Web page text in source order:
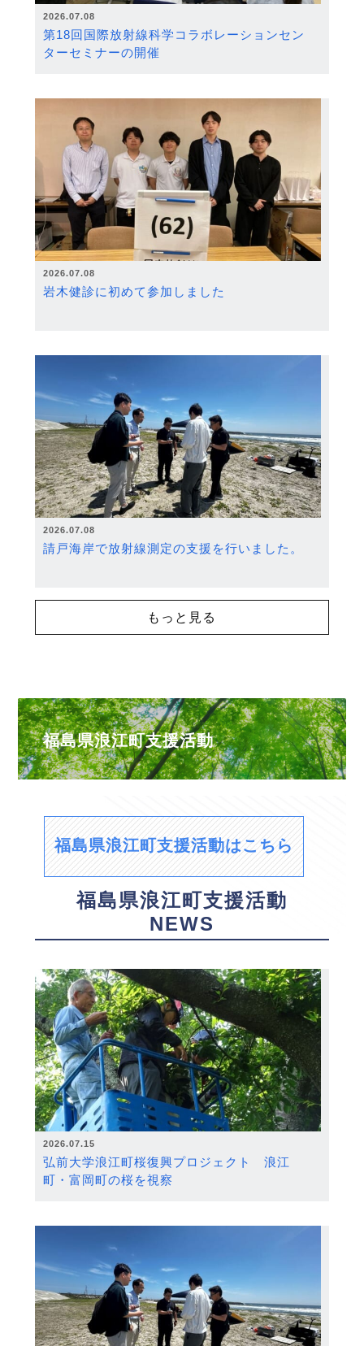
2026.07.08
第18回国際放射線科学コラボレーションセン
ターセミナーの開催
2026.07.08
岩木健診に初めて参加しました
2026.07.08
請戸海岸で放射線測定の支援を行いました。
もっと見る
福島県浪江町支援活動
福島県浪江町支援活動はこちら
福島県浪江町支援活動
NEWS
2026.07.15
弘前大学浪江町桜復興プロジェクト 浪江
町・富岡町の桜を視察